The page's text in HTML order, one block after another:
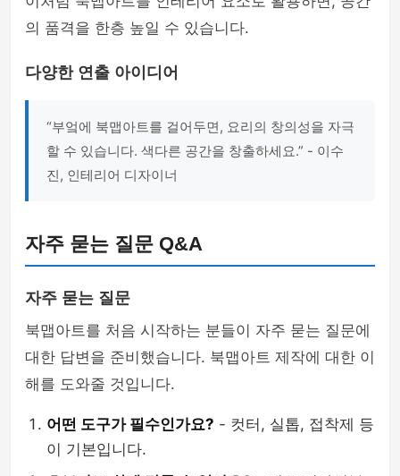
의 품격을 한층 높일 수 있습니다.
다양한 연출 아이디어
“부엌에 북맵아트를 걸어두면, 요리의 창의성을 자극
할 수 있습니다. 색다른 공간을 창출하세요.” - 이수
진, 인테리어 디자이너
자주 묻는 질문 Q&A
자주 묻는 질문
북맵아트를 처음 시작하는 분들이 자주 묻는 질문에
대한 답변을 준비했습니다. 북맵아트 제작에 대한 이
해를 도와줄 것입니다.
어떤 도구가 필수인가요? - 컷터, 실톱, 접착제 등
이 기본입니다.